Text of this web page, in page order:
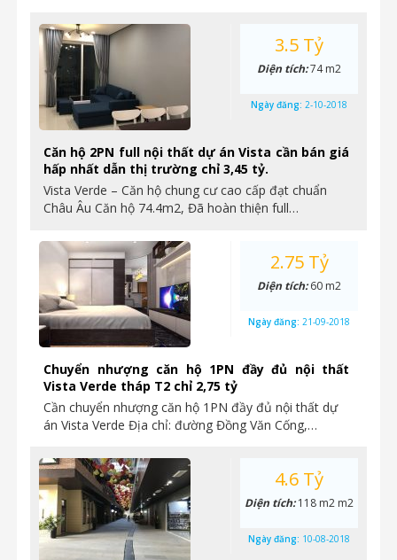
Căn hộ 2PN full nội thất dự án Vista cần bán giá
hấp nhất dẫn thị trường chỉ 3,45 tỷ.
Vista Verde – Căn hộ chung cư cao cấp đạt chuẩn
Châu Âu Căn hộ 74.4m2, Đã hoàn thiện full…
3.5 Tỷ
Diện tích:74 m2
Ngày đăng: 2-10-2018
Chuyển nhượng căn hộ 1PN đầy đủ nội thất
Vista Verde tháp T2 chỉ 2,75 tỷ
Cần chuyển nhượng căn hộ 1PN đầy đủ nội thất dự
án Vista Verde Địa chỉ: đường Đồng Văn Cống,…
2.75 Tỷ
Diện tích:60 m2
Ngày đăng: 21-09-2018
4.6 Tỷ
Diện tích:118 m2 m2
Ngày đăng: 10-08-2018